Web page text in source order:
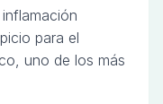
para el
uno de los más